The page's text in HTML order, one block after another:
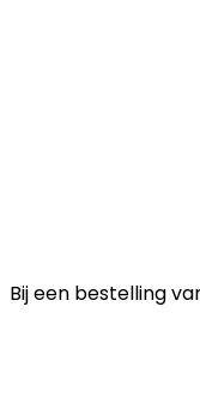
Bij een bestelling